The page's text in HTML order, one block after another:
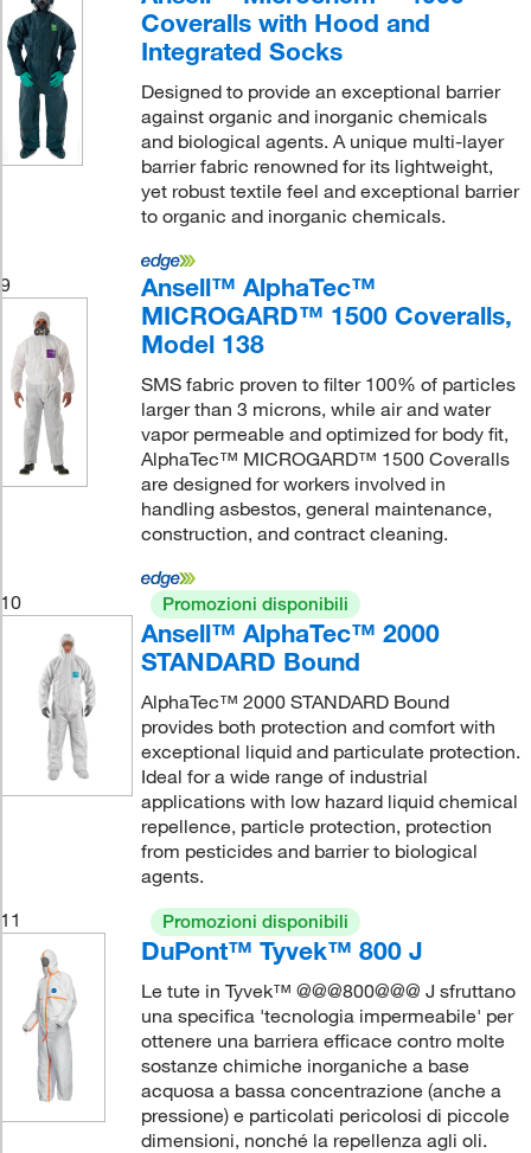
Coveralls with Hood and
Integrated Socks
Designed to provide an exceptional barrier
against organic and inorganic chemicals
and biological agents. A unique multi-layer
barrier fabric renowned for its lightweight,
yet robust textile feel and exceptional barrier
to organic and inorganic chemicals.
9
Ansell™ AlphaTec™
MICROGARD™ 1500 Coveralls,
Model 138
SMS fabric proven to filter 100% of particles
larger than 3 microns, while air and water
vapor permeable and optimized for body fit,
AlphaTec™ MICROGARD™ 1500 Coveralls
are designed for workers involved in
handling asbestos, general maintenance,
construction, and contract cleaning.
10 Promozioni disponibili
Ansell™ AlphaTec™ 2000
STANDARD Bound
AlphaTec™ 2000 STANDARD Bound
provides both protection and comfort with
exceptional liquid and particulate protection.
Ideal for a wide range of industrial
applications with low hazard liquid chemical
repellence, particle protection, protection
from pesticides and barrier to biological
agents.
11
Promozioni disponibili
DuPont™ Tyvek™ 800 J
Le tute in Tyvek™ @@@800@@@ J sfruttano
una specifica 'tecnologia impermeabile' per
ottenere una barriera efficace contro molte
sostanze chimiche inorganiche a base
acquosa a bassa concentrazione (anche a
pressione) e particolati pericolosi di piccole
dimensioni, nonché la repellenza agli oli.